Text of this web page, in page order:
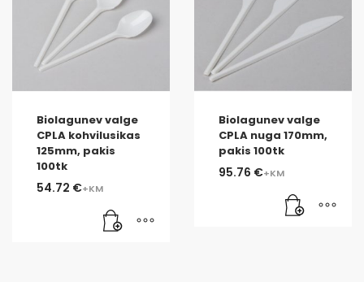
Biolagunev valge
CPLA kohvilusikas
125mm, pakis
100tk
54.72 €
Biolagunev valge
CPLA nuga 170mm,
pakis 100tk
95.76 €